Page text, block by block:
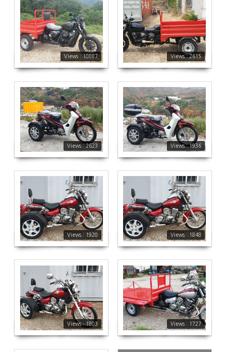
Views : 10887
10887
Views : 2615
2615
Views : 2623
2623
Views : 1936
1936
Views : 1920
1920
Views : 1848
1848
Views : 1803
1803
Views : 1727
1727